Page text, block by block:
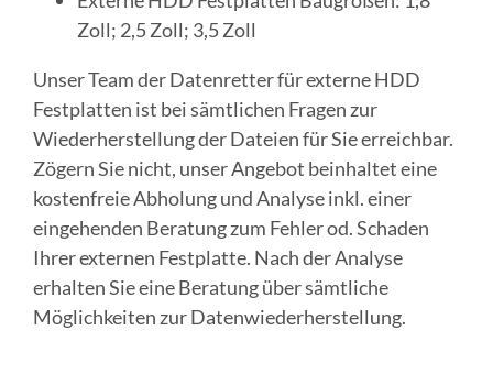
Zoll; 2,5 Zoll; 3,5 Zoll
Unser Team der Datenretter für externe HDD
Festplatten ist bei sämtlichen Fragen zur
Wiederherstellung der Dateien für Sie erreichbar.
Zögern Sie nicht, unser Angebot beinhaltet eine
kostenfreie Abholung und Analyse inkl. einer
eingehenden Beratung zum Fehler od. Schaden
Ihrer externen Festplatte. Nach der Analyse
erhalten Sie eine Beratung über sämtliche
Möglichkeiten zur Datenwiederherstellung.